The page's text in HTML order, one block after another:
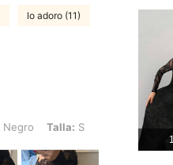
lo adoro (11)
Negro Talla: S